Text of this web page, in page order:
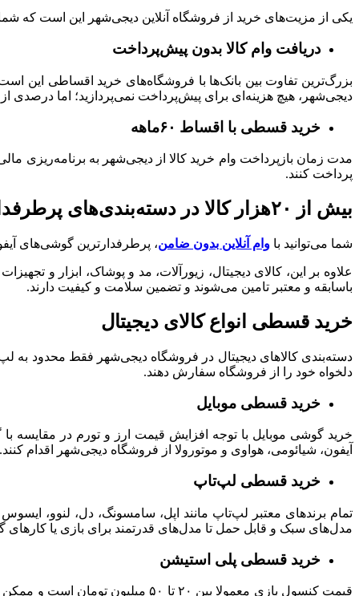
یکی از مزیت‌های خرید از فروشگاه آنلاین دیجی‌شهر این است که شما تا سقف ۱۵۰میلیون تومان به ضامن نیازی ندارید و با ارائه
دریافت وام کالا بدون پیش‌پرداخت
بزرگ‌ترین تفاوت بین بانک‌ها با فروشگاه‌های خرید اقساطی این
دیجی‌شهر، هیچ هزینه‌ای برای پیش‌پرداخت نمی‌پردازید؛ اما درصدی
خرید قسطی با اقساط ۶۰ماهه
پرداخت کنند.
بیش از ۲۰هزار کالا در دسته‌بندی‌های پرطرفدار
شما می‌توانید با وام آنلاین بدون ضامن، پرطرفدارترین گوشی‌های
علاوه بر این، کالای دیجیتال، زیورآلات، مد و پوشاک، ابزار و
باسابقه و معتبر تامین می‌شوند و تضمین‌ سلامت و کیفیت دارند.
خرید قسطی انواع کالای دیجیتال
دسته‌بندی کالاهای دیجیتال در فروشگاه دیجی‌شهر فقط محدود به
دلخواه خود را از فروشگاه سفارش دهند.
خرید قسطی موبایل
خرید گوشی موبایل با توجه افزایش قیمت ارز و تورم در مقایسه
آیفون، شیائومی، هواوی و موتورولا از فروشگاه دیجی‌شهر اقدام کنند.
خرید قسطی لپ‌تاپ
تمام برندهای معتبر لپ‌تاپ مانند اپل، سامسونگ، دل، لنوو،
مدل‌های سبک و قابل حمل تا مدل‌های قدرتمند برای بازی یا کارهای
خرید قسطی پلی استیشن
قیمت کنسول‌ بازی معمولا بین ۲۰ تا ۵۰ میلیون تومان است و ممکن است همه علاقه‌مندان به دنیای گیم نتوانند مبلغ آن را به صورت یک‌جا پرداخت کنند. بنابراین